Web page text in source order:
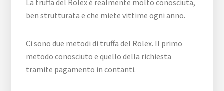
La truffa del Rolex è realmente molto conosciuta,
ben strutturata e che miete vittime ogni anno.
Ci sono due metodi di truffa del Rolex. Il primo
metodo conosciuto e quello della richiesta
tramite pagamento in contanti.